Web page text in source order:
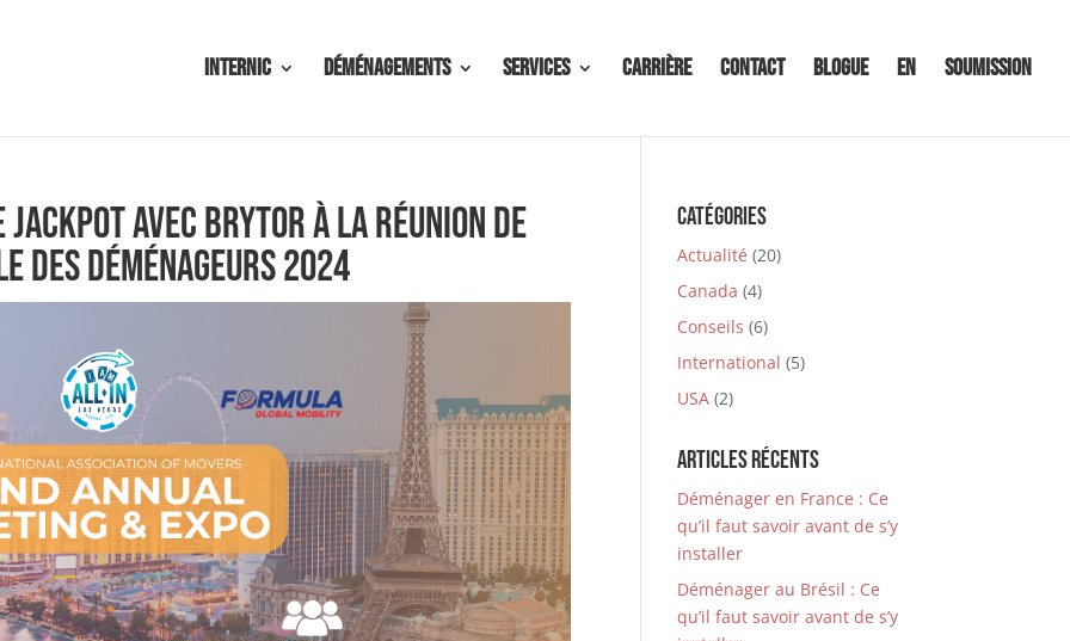
Internic Déménagements Services Carrière Contact Blogue EN Soumission
jackpot avec Brytor à la réunion de
des déménageurs 2024
Catégories
Actualité (20)
Canada (4)
Conseils (6)
International (5)
USA (2)
Articles récents
Déménager en France : Ce
qu’il faut savoir avant de s’y
installer
Déménager au Brésil : Ce
qu’il faut savoir avant de s’y